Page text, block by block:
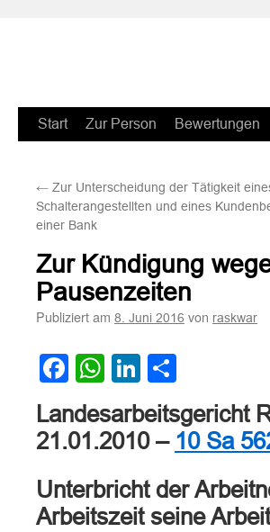
Zum
springen
Start Zur Person Bewertungen
← Zur Unterscheidung der Tätigkeit
Schalterangestellten und eines
einer Bank
Zur Kündigung
Pausenzeiten
Publiziert am 8. Juni 2016 von raskwar
Facebook
WhatsApp
LinkedIn
Landesarbeitsgericht
21.01.2010 – 10 Sa
Unterbricht der
Arbeitszeit seine